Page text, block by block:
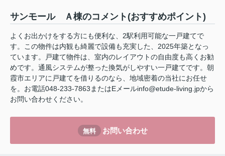
サンモール Ａ棟のコメント(おすすめポイント)
よくお出かけをする方にも便利な、2駅利用可能な一戸建てで
す。この物件は内観も綺麗で設備も充実した、2025年築となっ
ています。戸建て物件は、室内のレイアウトの自由度も高くお勧
めです。通風システムが整った換気がしやすい一戸建てです。朝
霞市エリアに戸建てを借りるのなら、地域密着の当社にお任せ
を。お電話048-233-7863またはEメールinfo@etude-living.jpから
お問い合わせください。
無料 お問い合わせ